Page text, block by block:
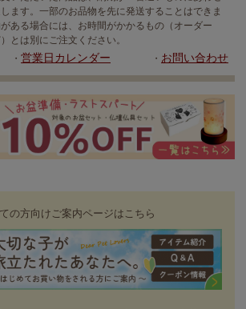
ます。一部のお品物を先に発送することはできま
ある場合には、お時間がかかるもの（オーダー
とは別にご注文ください。
・ 営業日カレンダー ・ お問い合わせ
の方向けご案内ページはこちら